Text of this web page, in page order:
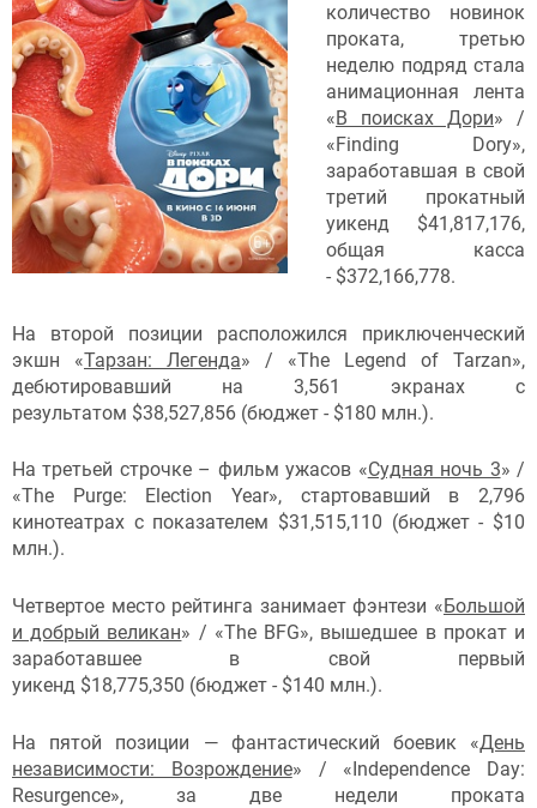
количество новинок
проката, третью
неделю подряд стала
анимационная лента
«В поисках Дори» /
«Finding Dory»,
заработавшая в свой
третий прокатный
уикенд $41,817,176,
общая касса
- $372,166,778.
На второй позиции расположился приключенческий
экшн «Тарзан: Легенда» / «The Legend of Tarzan»,
дебютировавший на 3,561 экранах с
результатом $38,527,856 (бюджет - $180 млн.).
На третьей строчке – фильм ужасов «Судная ночь 3» /
«The Purge: Election Year», стартовавший в 2,796
кинотеатрах с показателем $31,515,110 (бюджет - $10
млн.).
Четвертое место рейтинга занимает фэнтези «Большой
и добрый великан» / «The BFG», вышедшее в прокат и
заработавшее в свой первый
уикенд $18,775,350 (бюджет - $140 млн.).
На пятой позиции — фантастический боевик «День
независимости: Возрождение» / «Independence Day:
Resurgence», за две недели проката